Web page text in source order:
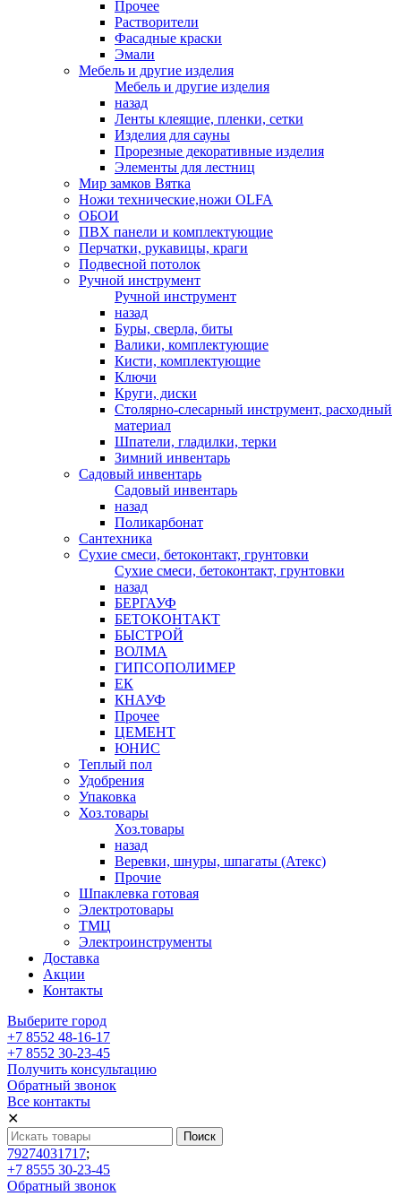
Прочее
Растворители
Фасадные краски
Эмали
Мебель и другие изделия
Мебель и другие изделия
назад
Ленты клеящие, пленки, сетки
Изделия для сауны
Прорезные декоративные изделия
Элементы для лестниц
Мир замков Вятка
Ножи технические,ножи OLFA
ОБОИ
ПВХ панели и комплектующие
Перчатки, рукавицы, краги
Подвесной потолок
Ручной инструмент
Ручной инструмент
назад
Буры, сверла, биты
Валики, комплектующие
Кисти, комплектующие
Ключи
Круги, диски
Столярно-слесарный инструмент, расходный
материал
Шпатели, гладилки, терки
Зимний инвентарь
Садовый инвентарь
Садовый инвентарь
назад
Поликарбонат
Сантехника
Сухие смеси, бетоконтакт, грунтовки
Сухие смеси, бетоконтакт, грунтовки
назад
БЕРГАУФ
БЕТОКОНТАКТ
БЫСТРОЙ
ВОЛМА
ГИПСОПОЛИМЕР
ЕК
КНАУФ
Прочее
ЦЕМЕНТ
ЮНИС
Теплый пол
Удобрения
Упаковка
Хоз.товары
Хоз.товары
назад
Веревки, шнуры, шпагаты (Атекс)
Прочие
Шпаклевка готовая
Электротовары
ТМЦ
Электроинструменты
Доставка
Акции
Контакты
Выберите город
+7 8552 48-16-17
+7 8552 30-23-45
Получить консультацию
Обратный звонок
Все контакты
✕
79274031717;
+7 8555 30-23-45
Обратный звонок